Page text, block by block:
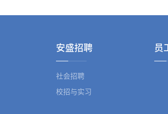
安盛招聘
社会招聘
校招与实习
员